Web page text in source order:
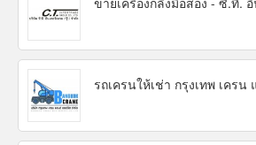
รถเครนให้เช่า กรุงเทพ เครน